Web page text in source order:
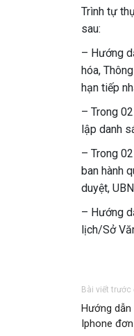
Trình tự
sau:
– Hướng
hóa,
hạn tiếp
– Trong
lập danh
– Trong
ban hành
duyệt,
– Hướng
lịch/Sở
Bài viết trước
Hướng
Iphone